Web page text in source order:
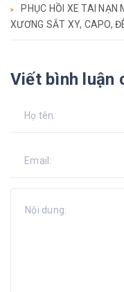
PHỤC HỒI XE TAI NẠN
XƯƠNG SẮT XY, CAPO,
Viết bình luận